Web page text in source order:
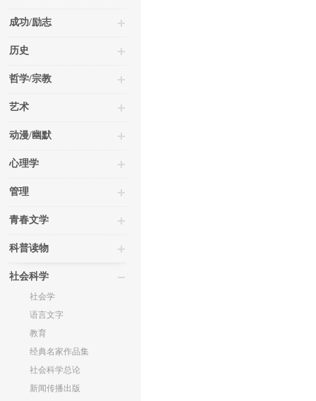
成功/励志
历史
哲学/宗教
艺术
动漫/幽默
心理学
管理
青春文学
科普读物
社会科学
社会学
语言文字
教育
经典名家作品集
社会科学总论
新闻传播出版